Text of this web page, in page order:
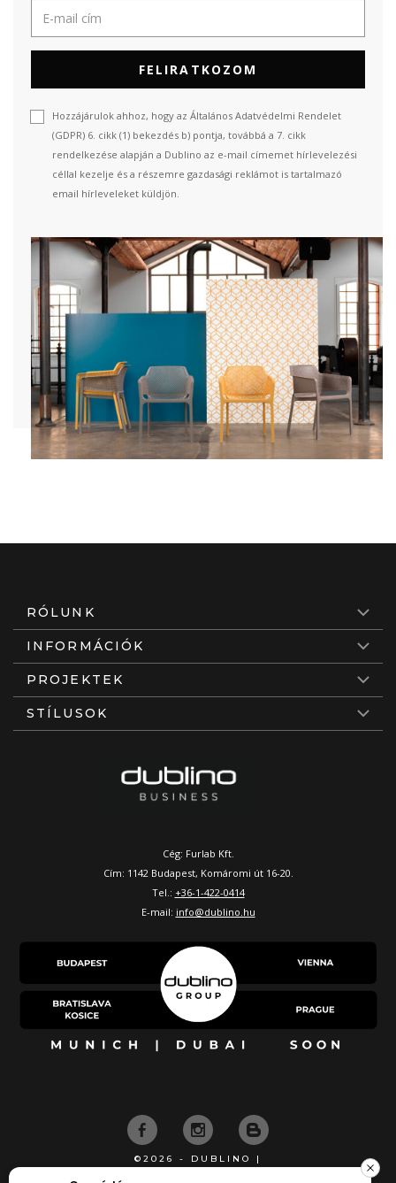
FELIRATKOZOM
Hozzájárulok ahhoz, hogy az Általános Adatvédelmi Rendelet
(GDPR) 6. cikk (1) bekezdés b) pontja, továbbá a 7. cikk
rendelkezése alapján a Dublino az e-mail címemet hírlevelezési
céllal kezelje és a részemre gazdasági reklámot is tartalmazó
email hírleveleket küldjön.
RÓLUNK
INFORMÁCIÓK
PROJEKTEK
STÍLUSOK
Cég: Furlab Kft.
Cím: 1142 Budapest, Komáromi út 16-20.
Tel.: +36-1-422-0414
E-mail: info@dublino.hu
©2026 - DUBLINO |